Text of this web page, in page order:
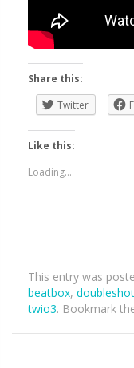
Share this:
Twitter
Like this:
Loading...
This entry was
beatbox,
twio3. Bookmark